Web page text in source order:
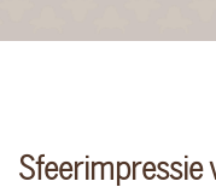
Sfeerimpressie